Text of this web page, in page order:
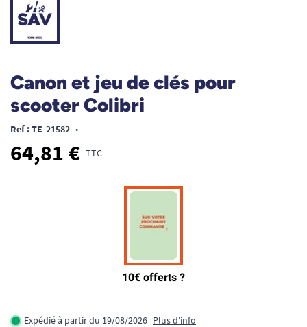
Canon et jeu de clés pour
scooter Colibri
Ref : TE-21582 •
64,81 € TTC
Expédié à partir du 19/08/2026 Plus d'info